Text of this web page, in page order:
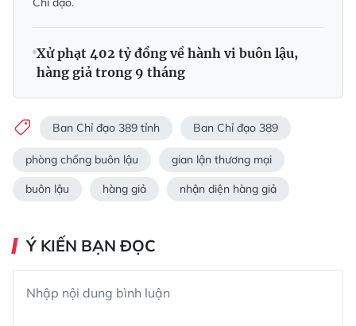
Xử phạt 402 tỷ đồng về hành vi buôn lậu,
hàng giả trong 9 tháng
Ban Chỉ đạo 389 tỉnh Ban Chỉ đạo 389
phòng chống buôn lậu gian lận thương mại
buôn lậu hàng giả nhận diện hàng giả
Ý KIẾN BẠN ĐỌC